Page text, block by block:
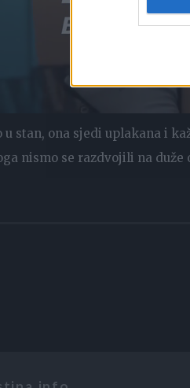
u stan, ona sjedi uplakana i
nismo se razdvojili na duže